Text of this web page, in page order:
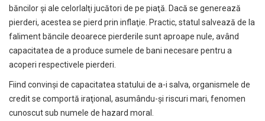
băncilor şi ale celorlalţi jucători de pe piaţă. Dacă se generează
pierderi, acestea se pierd prin inflaţie. Practic, statul salvează de la
faliment băncile deoarece pierderile sunt aproape nule, având
capacitatea de a produce sumele de bani necesare pentru a
acoperi respectivele pierderi.
Fiind convinşi de capacitatea statului de a-i salva, organismele de
credit se comportă iraţional, asumându-şi riscuri mari, fenomen
cunoscut sub numele de hazard moral.